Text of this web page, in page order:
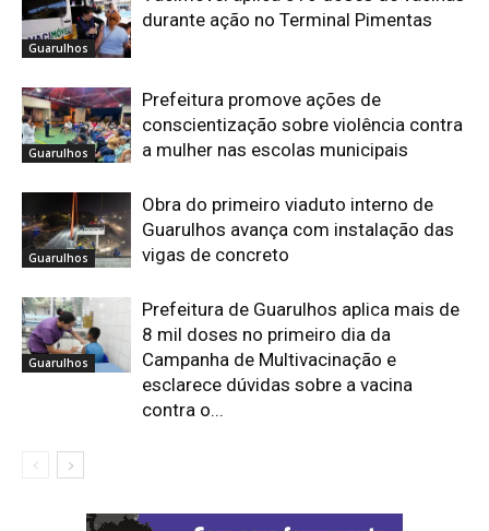
Guarulhos
durante ação no Terminal Pimentas
Guarulhos
Prefeitura promove ações de
conscientização sobre violência contra
a mulher nas escolas municipais
Guarulhos
Obra do primeiro viaduto interno de
Guarulhos avança com instalação das
vigas de concreto
Guarulhos
Prefeitura de Guarulhos aplica mais de
8 mil doses no primeiro dia da
Campanha de Multivacinação e
esclarece dúvidas sobre a vacina
contra o...